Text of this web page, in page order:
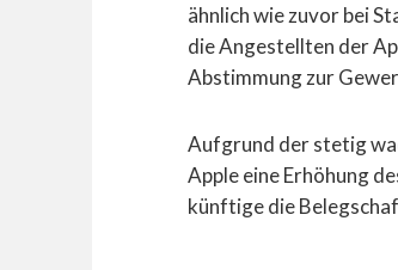
ähnlich wie zuvor bei
die Angestellten der
Abstimmung zur
Aufgrund der stetig
Apple eine Erhöhung
künftige die